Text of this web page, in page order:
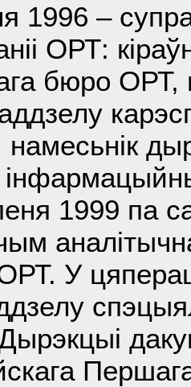
1996 –
ОРТ:
бюро
намесьнік
1999 па
У